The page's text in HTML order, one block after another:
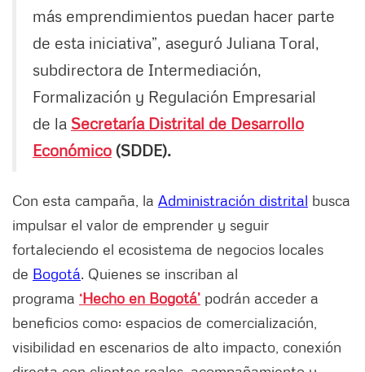
más emprendimientos puedan hacer parte
de esta iniciativa”, aseguró Juliana Toral,
subdirectora de Intermediación,
Formalización y Regulación Empresarial
de la Secretaría Distrital de Desarrollo
Económico (SDDE).
Con esta campaña, la Administración distrital busca
impulsar el valor de emprender y seguir
fortaleciendo el ecosistema de negocios locales
de Bogotá. Quienes se inscriban al
programa ‘Hecho en Bogotá’ podrán acceder a
beneficios como: espacios de comercialización,
visibilidad en escenarios de alto impacto, conexión